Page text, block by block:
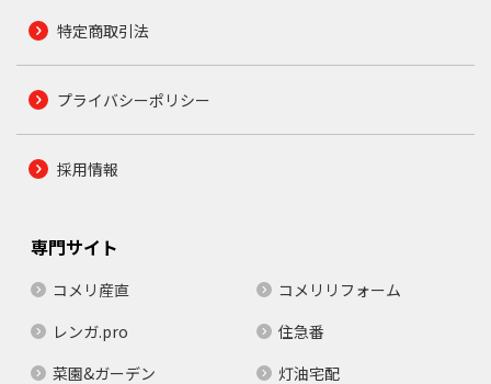
特定商取引法
プライバシーポリシー
採用情報
専門サイト
コメリ産直
コメリリフォーム
レンガ.pro
住急番
菜園&ガーデン
灯油宅配